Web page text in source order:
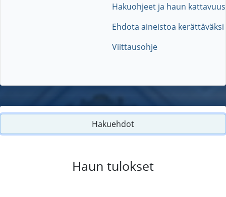
Hakuohjeet ja haun kattavuus
Ehdota aineistoa kerättäväksi
Viittausohje
Hakuehdot
Haun tulokset